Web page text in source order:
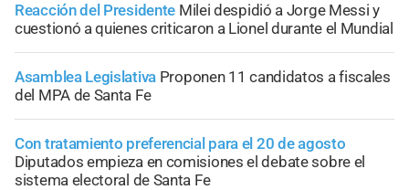
Reacción del Presidente Milei despidió a Jorge Messi y
cuestionó a quienes criticaron a Lionel durante el Mundial
Asamblea Legislativa Proponen 11 candidatos a fiscales
del MPA de Santa Fe
Con tratamiento preferencial para el 20 de agosto
Diputados empieza en comisiones el debate sobre el
sistema electoral de Santa Fe